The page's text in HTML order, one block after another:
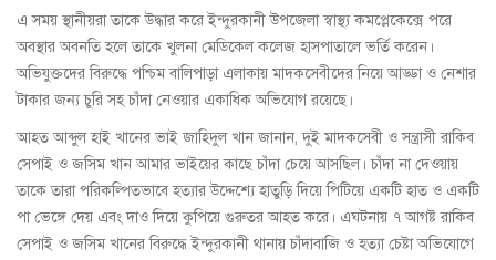
এ সময় স্থানীয়রা তাকে উদ্ধার করে ইন্দুরকানী উপজেলা স্বাস্থ্য কমপ্লেকেক্সে পরে
অবস্থার অবনতি হলে তাকে খুলনা মেডিকেল কলেজ হাসপাতালে ভর্তি করেন।
অভিযুক্তদের বিরুদ্ধে পশ্চিম বালিপাড়া এলাকায় মাদকসেবীদের নিয়ে আড্ডা ও নেশার
টাকার জন্য চুরি সহ চাঁদা নেওয়ার একাধিক অভিযোগ রয়েছে।
আহত আব্দুল হাই খানের ভাই জাহিদুল খান জানান, দুই মাদকসেবী ও সন্ত্রাসী রাকিব
সেপাই ও জসিম খান আমার ভাইয়ের কাছে চাঁদা চেয়ে আসছিল। চাঁদা না দেওয়ায়
তাকে তারা পরিকল্পিতভাবে হত্যার উদ্দেশ্যে হাতুড়ি দিয়ে পিটিয়ে একটি হাত ও একটি
পা ভেঙ্গে দেয় এবং দাও দিয়ে কুপিয়ে গুরুতর আহত করে। এঘটনায় ৭ আগষ্ট রাকিব
সেপাই ও জসিম খানের বিরুদ্ধে ইন্দুরকানী থানায় চাঁদাবাজি ও হত্যা চেষ্টা অভিযোগে